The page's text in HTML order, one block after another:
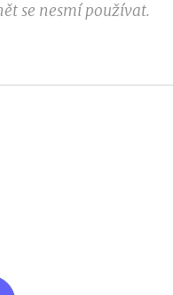
se nesmí používat.